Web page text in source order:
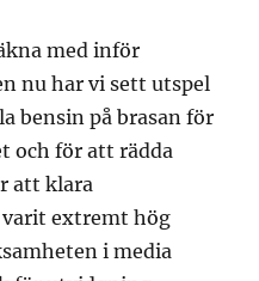
med inför
nu har vi sett utspel
bensin på brasan för
och för att rädda
att klara
varit extremt hög
i media